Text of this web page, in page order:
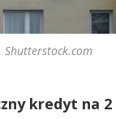
Shutterstock.com
kredyt na 2